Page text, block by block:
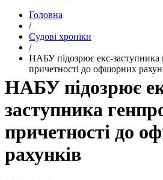
Головна
/
Судові хроніки
/
​НАБУ підозрює екс-заступника
причетності до офшорних
​НАБУ підозрює
заступника
причетності до
рахунків